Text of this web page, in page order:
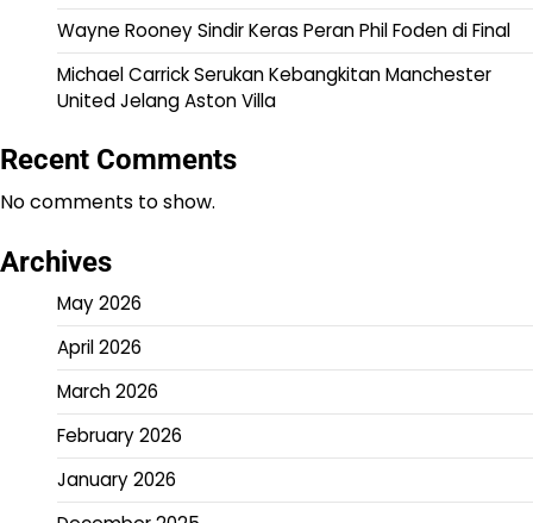
Wayne Rooney Sindir Keras Peran Phil Foden di Final
Michael Carrick Serukan Kebangkitan Manchester
United Jelang Aston Villa
Recent Comments
No comments to show.
Archives
May 2026
April 2026
March 2026
February 2026
January 2026